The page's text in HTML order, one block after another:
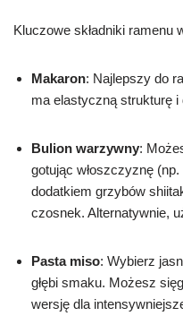
Kluczowe składniki ramenu
Makaron: Najlepszy do
ma elastyczną strukturę i
Bulion warzywny:
gotując włoszczyznę
dodatkiem grzybów
czosnek. Alternatywnie,
Pasta miso: Wybierz
głębi smaku. Możesz
wersję dla